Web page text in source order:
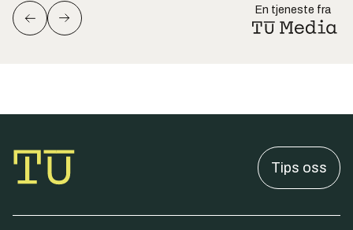
En tjeneste fra
Tips oss